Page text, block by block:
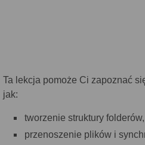
Ta lekcja pomoże Ci zapoznać
jak:
tworzenie struktury folderów,
przenoszenie plików i